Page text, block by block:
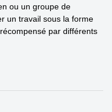
ou un groupe de
un travail sous la forme
par différents